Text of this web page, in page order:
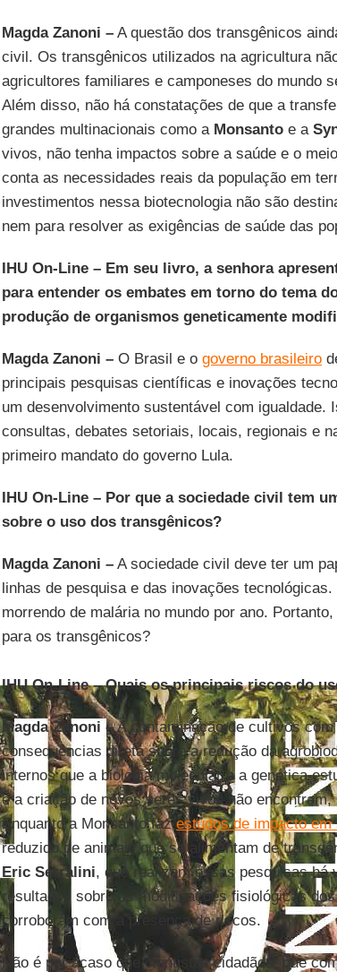
Magda Zanoni –A questão dos transgênicos
civil. Os transgênicos utilizados na agricultura
agricultores familiares e camponeses do mundo
Além disso, não há constatações de que a
grandes multinacionais como a Monsantoe a
vivos, não tenha impactos sobre a saúde e o
conta as necessidades reais da população em
investimentos nessa biotecnologia não são
nem para resolver as exigências de saúde das
IHU On-Line – Em seu livro, a senhora
para entender os embates em torno do tema
produção de organismos geneticamente
Magda Zanoni –O Brasil e o governo brasileiro
principais pesquisas científicas e inovações
um desenvolvimento sustentável com igualdade.
consultas, debates setoriais, locais, regionais e
primeiro mandato do governo Lula.
IHU On-Line – Por que a sociedade civil tem
sobre o uso dos transgênicos?
Magda Zanoni –A sociedade civil deve ter um
linhas de pesquisa e das inovações
morrendo de malária no mundo por ano.
para os transgênicos?
IHU On-Line – Quais os principais riscos do
Magda Zanoni –A contaminação de cultivos
consequências direta sobre a redução da
internos que a biologia molecular e a genética
e a criação de novos seres vivos não
Enquanto a Monsanto fazestudos de impacto
reduzido de animais que se alimentam de
Eric Serralini, que realizam essas pesquisas há
resultados sobre as modificações fisiológicas
corroboram com a presença de riscos.
Não é por acaso que cientistas cidadãos, que